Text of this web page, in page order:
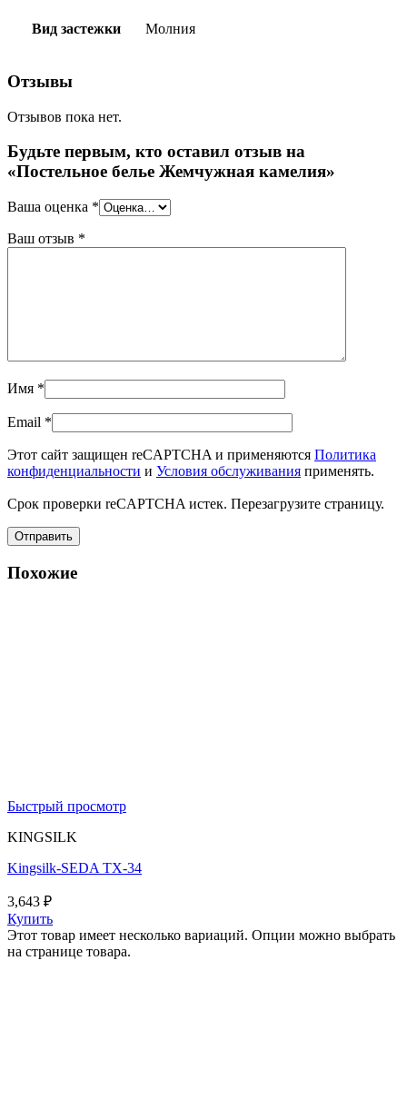
Вид застежки Молния
Отзывы
Отзывов пока нет.
Будьте первым, кто оставил отзыв на
«Постельное белье Жемчужная камелия»
Ваша оценка *
Ваш отзыв *
Имя *
Email *
Этот сайт защищен reCAPTCHA и применяются Политика
конфиденциальности и Условия обслуживания применять.
Срок проверки reCAPTCHA истек. Перезагрузите страницу.
Похожие
Быстрый просмотр
KINGSILK
Kingsilk-SEDA TX-34
3,643 ₽
Купить
Этот товар имеет несколько вариаций. Опции можно выбрать
на странице товара.